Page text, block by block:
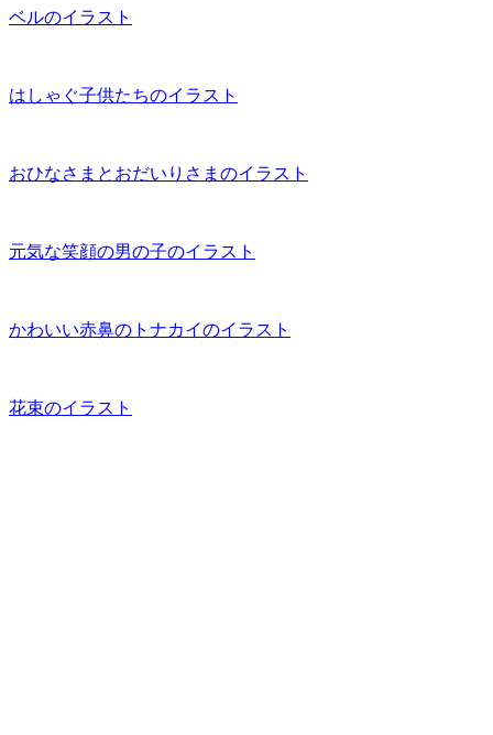
ベルのイラスト
はしゃぐ子供たちのイラスト
おひなさまとおだいりさまのイラスト
元気な笑顔の男の子のイラスト
かわいい赤鼻のトナカイのイラスト
花束のイラスト